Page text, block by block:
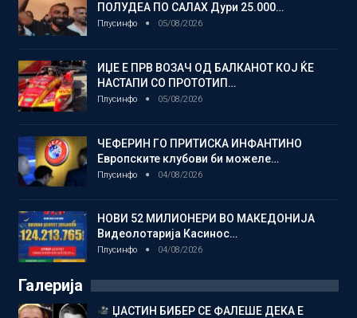
ПОЛУДЕА ПО САЛАХ Дури 25.000…
Плусинфо 05/08/2026
ИЏЕ Е ПРВ ВОЗАЧ ОД БАЛКАНОТ КОЈ ЌЕ
НАСТАПИ СО ПРОТОТИП…
Плусинфо 05/08/2026
ЧЕФЕРИН ГО ПРИТИСКА ИНФАНТИНО
Европските клубови би можеле…
Плусинфо 04/08/2026
НОВИ 52 МИЛИОНЕРИ ВО МАКЕДОНИЈА
Видеолотарија Касинос…
Плусинфо 04/08/2026
Галерија
ЏАСТИН БИБЕР СЕ ФАЛЕШЕ ДЕКА Е